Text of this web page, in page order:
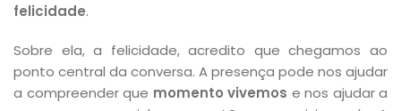
felicidade.
Sobre ela, a felicidade, acredito que chegamos ao
ponto central da conversa. A presença pode nos ajudar
a compreender que momento vivemos e nos ajudar a